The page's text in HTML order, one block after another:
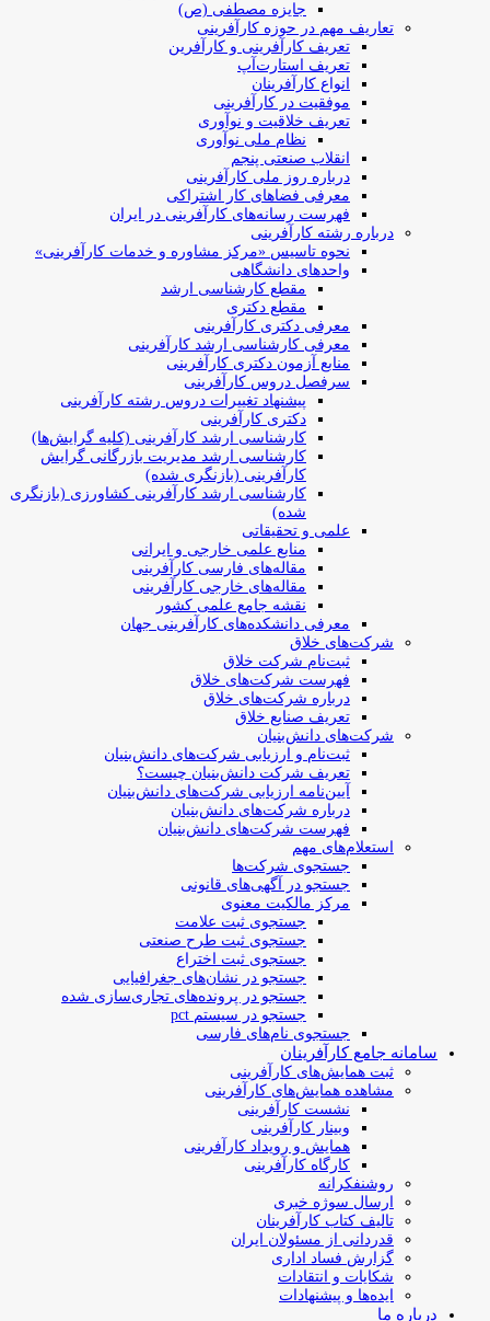
جایزه مصطفی (ص)
تعاریف مهم در حوزه کارآفرینی
تعریف کارآفرینی و کارآفرین
تعریف استارت‌آپ
انواع کارآفرینان
موفقیت در کارآفرینی
تعریف خلاقیت و نوآوری
نظام ملی نوآوری
انقلاب صنعتی پنجم
درباره روز ملی کارآفرینی
معرفی فضاهای کار اشتراکی
فهرست رسانه‌های کارآفرینی در ایران
درباره رشته کارآفرینی
نحوه تاسیس «مرکز مشاوره و خدمات کارآفرینی»
واحدهای دانشگاهی
مقطع کارشناسی ارشد
مقطع دکتری
معرفی دکتری کارآفرینی
معرفی کارشناسی ارشد کارآفرینی
منابع آزمون دکتری کارآفرینی
سرفصل دروس کارآفرینی
پیشنهاد تغییرات دروس رشته کارآفرینی
دکتری کارآفرینی
کارشناسی ارشد کارآفرینی (کلیه گرایش‌ها)
کارشناسی ارشد مدیریت بازرگانی گرایش
کارآفرینی (بازنگری شده)
کارشناسی ارشد کارآفرینی کشاورزی (بازنگری
شده)
علمی و تحقیقاتی
منابع علمی خارجی و ایرانی
مقاله‌های فارسی کارآفرینی
مقاله‌های خارجی کارآفرینی
نقشه جامع علمی کشور
معرفی دانشکده‌های کارآفرینی جهان
شرکت‌های خلاق
ثبت‌نام شرکت خلاق
فهرست شرکت‌های خلاق
درباره شرکت‌های خلاق
تعریف صنایع خلاق
شرکت‌های دانش‌بنیان
ثبت‌نام و ارزیابی شرکت‌های دانش‌بنیان
تعریف شرکت دانش‌بنیان چیست؟
آیین‌نامه ارزیابی شرکت‌های دانش‌بنیان
درباره شرکت‌های دانش‌بنیان
فهرست شرکت‌های دانش‌بنیان
استعلام‌های مهم
جستجوی شرکت‌ها
جستجو در آگهی‌های قانونی
مرکز مالکیت معنوی
جستجوی ثبت علامت
جستجوی ثبت طرح صنعتی
جستجوی ثبت اختراع
جستجو در نشان‌های جغرافیایی
جستجو در پرونده‌های تجاری‌سازی شده
جستجو در سیستم pct
جستجوی نام‌های فارسی
سامانه جامع کارآفرینان
ثبت همایش‌های کارآفرینی
مشاهده همایش‌های کارآفرینی
نشست کارآفرینی
وبینار کارآفرینی
همایش و رویداد کارآفرینی
کارگاه کارآفرینی
روشنفکرانه
ارسال سوژه‌ خبری
تالیف کتاب کارآفرینان
قدردانی از مسئولان ایران
گزارش فساد اداری
شکایات و انتقادات
ایده‌ها و پیشنهادات
درباره ما